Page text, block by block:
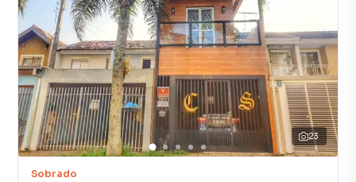
23
Sobrado